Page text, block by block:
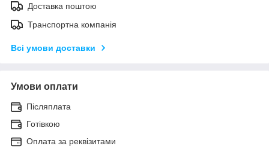
Доставка поштою
Транспортна компанія
Всі умови доставки
Умови оплати
Післяплата
Готівкою
Оплата за реквізитами